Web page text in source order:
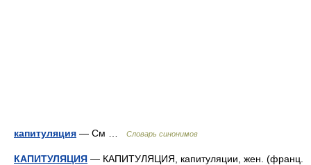
капитуляция — См … Словарь синонимов
КАПИТУЛЯЦИЯ — КАПИТУЛЯЦИЯ, капитуляции, жен. (франц.